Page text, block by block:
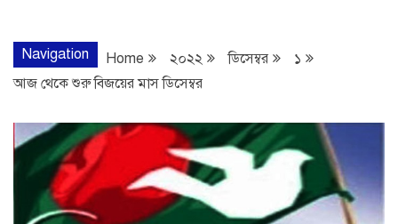
Navigation Home ২০২২ ডিসেম্বর
১
আজ থেকে শুরু বিজয়ের মাস ডিসেম্বর